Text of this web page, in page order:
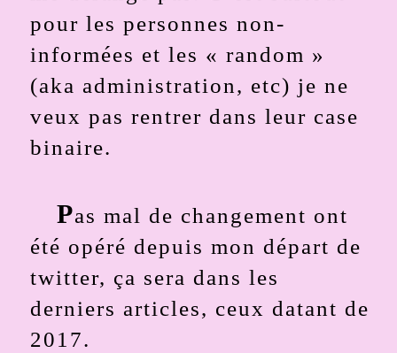
pour les personnes non-
informées et les « random »
(aka administration, etc) je ne
veux pas rentrer dans leur case
binaire.
Pas mal de changement ont
été opéré depuis mon départ de
twitter, ça sera dans les
derniers articles, ceux datant de
2017.